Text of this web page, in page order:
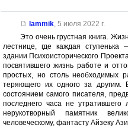
lammik, 5 июля 2022 г.
Это очень грустная книга.
лестнице, где каждая
здании Психоисторического
посвятившего жизнь работе и
простых, но столь необходимых
теряющего их одного за другим.
состоянием самого писателя,
последнего часа не утратившего
нерукотворный памятник
человеческому, фантасту Айзеку